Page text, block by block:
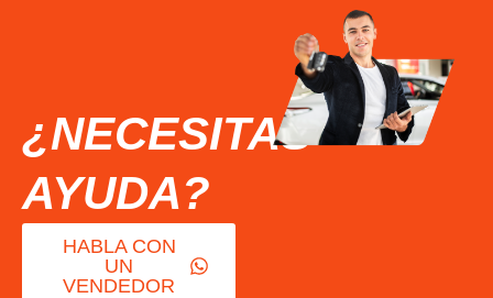
¿NECESITAS
AYUDA?
HABLA CON
UN
VENDEDOR